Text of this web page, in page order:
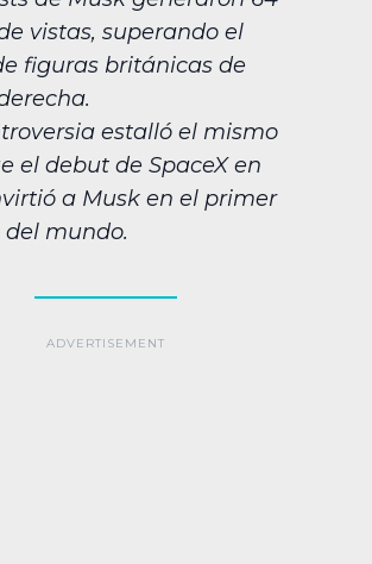
vistas, superando el
figuras británicas de
estalló el mismo
el debut de SpaceX en
a Musk en el primer
mundo.